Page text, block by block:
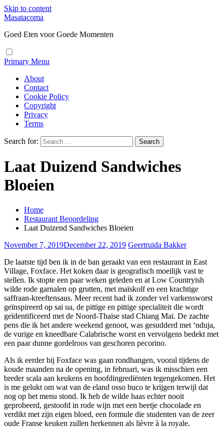
Skip to content
Masatacoma
Goed Eten voor Goede Momenten
Primary Menu
About
Contact
Cookie Policy
Copyright
Privacy
Terms
Search for:
Laat Duizend Sandwiches
Bloeien
Home
Restaurant Beoordeling
Laat Duizend Sandwiches Bloeien
November 7, 2019December 22, 2019 Geertruida Bakker
De laatste tijd ben ik in de ban geraakt van een restaurant in East
Village, Foxface. Het koken daar is geografisch moeilijk vast te
stellen. Ik stopte een paar weken geleden en at Low Countryish
wilde rode garnalen op grutten, met maïskolf en een krachtige
saffraan-kreeftensaus. Meer recent had ik zonder vel varkensworst
geïnspireerd op sai ua, de pittige en pittige specialiteit die wordt
geïdentificeerd met de Noord-Thaise stad Chiang Mai. De zachte
pens die ik het andere weekend genoot, was gesudderd met ‘nduja,
de vurige en kneedbare Calabrische worst en vervolgens bedekt met
een paar dunne gordelroos van geschoren pecorino.
Als ik eerder bij Foxface was gaan rondhangen, vooral tijdens de
koude maanden na de opening, in februari, was ik misschien een
breder scala aan keukens en hoofdingrediënten tegengekomen. Het
is me gelukt om wat van de eland osso buco te krijgen terwijl dat
nog op het menu stond. Ik heb de wilde haas echter nooit
geprobeerd, gestoofd in rode wijn met een beetje chocolade en
verdikt met zijn eigen bloed, een formule die studenten van de zeer
oude Franse keuken zullen herkennen als lièvre à la royale.